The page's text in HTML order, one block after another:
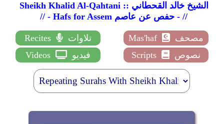
Sheikh Khalid Al-Qahtani :: الشيخ خالد القحطاني
// - Hafs for Assem حفص عن عاصم - //
Recites تلاوات Mas'haf
مصحف
Videos
فيديو Scripts نصوص